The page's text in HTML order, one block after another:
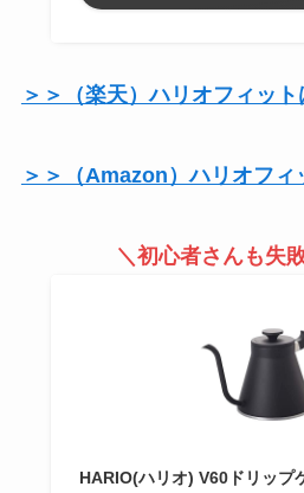
＞＞（楽天）ハリオフィット
＞＞（Amazon）ハリオフィ
＼初心者さんも失
HARIO(ハリオ) V60ドリップ